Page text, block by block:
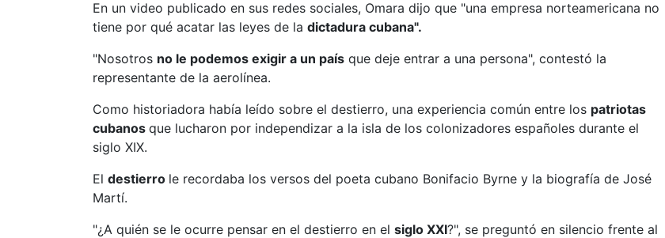
En un video publicado en sus redes sociales, Omara dijo que "una empresa norteamericana no
tiene por qué acatar las leyes de la dictadura cubana".
"Nosotros no le podemos exigir a un país que deje entrar a una persona", contestó la
representante de la aerolínea.
Como historiadora había leído sobre el destierro, una experiencia común entre los patriotas
cubanos que lucharon por independizar a la isla de los colonizadores españoles durante el
siglo XIX.
El destierro le recordaba los versos del poeta cubano Bonifacio Byrne y la biografía de José
Martí.
"¿A quién se le ocurre pensar en el destierro en el siglo XXI?", se preguntó en silencio frente al